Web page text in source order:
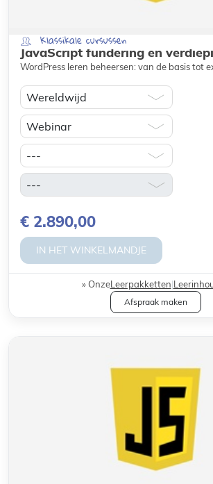
Klassikale cursussen
JavaScript fundering en
WordPress leren beheersen: van de basis tot
€ 2.890,00
IN HET WINKELMANDJE
OnzeLeerpakketten|
Afspraak maken